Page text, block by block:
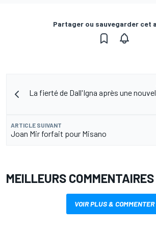
Partager ou sauvegarder cet
La fierté de Dall'Igna après une
ARTICLE SUIVANT
Joan Mir forfait pour Misano
MEILLEURS COMMENTAIRES
VOIR PLUS & COMMENTER